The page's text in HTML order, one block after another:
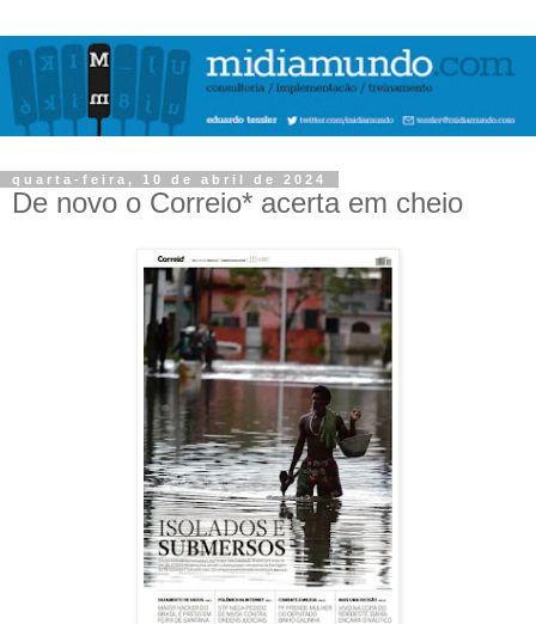
quarta-feira, 10 de abril de 2024
De novo o Correio* acerta em cheio